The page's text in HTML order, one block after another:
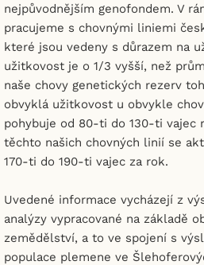
nejpůvodnějším genofondem. V
pracujeme s chovnými liniemi
které jsou vedeny s důrazem na
užitkovost je o 1/3 vyšší, než
naše chovy genetických rezerv
obvyklá užitkovost u obvykle
pohybuje od 80-ti do 130-ti vajec
těchto našich chovných linií se
170-ti do 190-ti vajec za rok.
Uvedené informace vycházejí z
analýzy vypracované na základě
zemědělství, a to ve spojení s
populace plemene ve